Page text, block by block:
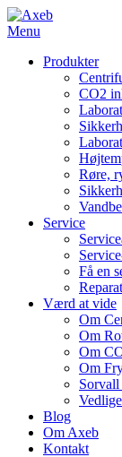
Menu
Produkter
CO2
Røre,
Service
Få en
Værd at vide
Om
Om
Om
Om
Blog
Om Axeb
Kontakt